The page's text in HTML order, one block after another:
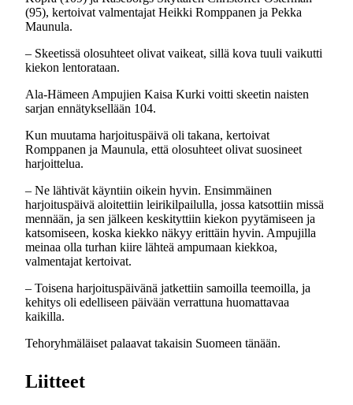
(95), kertoivat valmentajat Heikki Romppanen ja Pekka
Maunula.
– Skeetissä olosuhteet olivat vaikeat, sillä kova tuuli vaikutti
kiekon lentorataan.
Ala-Hämeen Ampujien Kaisa Kurki voitti skeetin naisten
sarjan ennätyksellään 104.
Kun muutama harjoituspäivä oli takana, kertoivat
Romppanen ja Maunula, että olosuhteet olivat suosineet
harjoittelua.
– Ne lähtivät käyntiin oikein hyvin. Ensimmäinen
harjoituspäivä aloitettiin leirikilpailulla, jossa katsottiin missä
mennään, ja sen jälkeen keskityttiin kiekon pyytämiseen ja
katsomiseen, koska kiekko näkyy erittäin hyvin. Ampujilla
meinaa olla turhan kiire lähteä ampumaan kiekkoa,
valmentajat kertoivat.
– Toisena harjoituspäivänä jatkettiin samoilla teemoilla, ja
kehitys oli edelliseen päivään verrattuna huomattavaa
kaikilla.
Tehoryhmäläiset palaavat takaisin Suomeen tänään.
Liitteet